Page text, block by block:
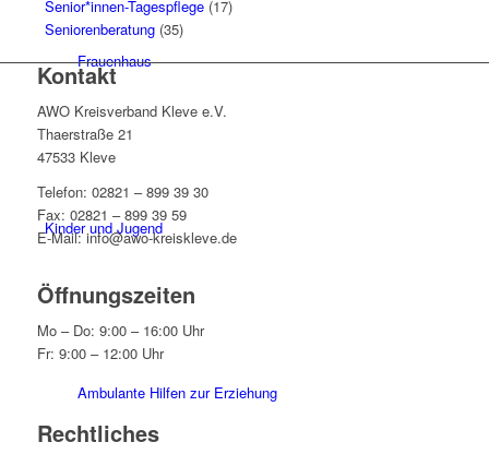
Frauenhaus
Kinder und Jugend
Ambulante Hilfen zur Erziehung
Senior*innen-Tagespflege(17)
Seniorenberatung(35)
Kontakt
AWO Kreisverband Kleve e.V.
Thaerstraße 21
47533 Kleve
Telefon: 02821 – 899 39 30
Fax: 02821 – 899 39 59
E-Mail: info@awo-kreiskleve.de
Öffnungszeiten
Mo – Do: 9:00 – 16:00 Uhr
Fr: 9:00 – 12:00 Uhr
Rechtliches